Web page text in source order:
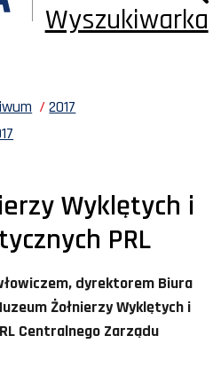
Wyszukiwarka
2017
Wyklętych i
PRL
dyrektorem Biura
Żołnierzy Wyklętych i
Centralnego Zarządu